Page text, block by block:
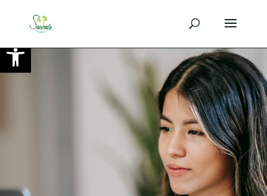
Ouvrir la barre d’outils